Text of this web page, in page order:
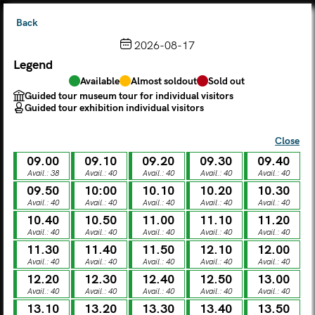
Choose from the calendar
The ticket grants access to Palazzo Te, the MACA Museum
and the Leon Battista Alberti Temple
AUGUST
Legend
Available Almost soldout
Sold out
Guided tour museum tour for individual visitors
Guided tour exhibition individual visitors
M W T F S
MON
27
TUE
28
WED
29
THU
30
FRI
31 01
SUN
02
Back
2026-08-17
Legend
Available Almost soldout
Sold out
Guided tour museum tour for individual visitors
Guided tour exhibition individual visitors
Close
09.00
Avail.: 38
09.10
Avail.: 40
09.20
Avail.: 40
09.30
Avail.: 40
09.40
Avail.: 40
09.50
Avail.: 40
10:00
Avail.: 40
10.10
Avail.: 40
10.20
Avail.: 40
10.30
Avail.: 40
10.40
Avail.: 40
10.50
Avail.: 40
11.00
Avail.: 40
11.10
Avail.: 40
11.20
Avail.: 40
11.30
Avail.: 40
11.40
Avail.: 40
11.50
Avail.: 40
12.10
Avail.: 40
12.00
Avail.: 40
12.20
Avail.: 40
12.30
Avail.: 40
12.40
Avail.: 40
12.50
Avail.: 40
13.00
Avail.: 40
13.10 13.20 13.30 13.40 13.50